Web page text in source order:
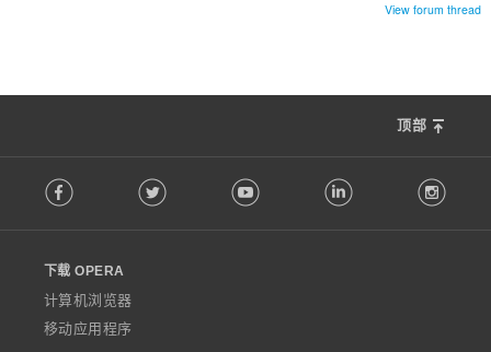
View forum thread
顶部
o
w
O
p
e
Facebook Twitter Youtube LinkedIn
下载 OPERA
计算机浏览器
移动应用程序